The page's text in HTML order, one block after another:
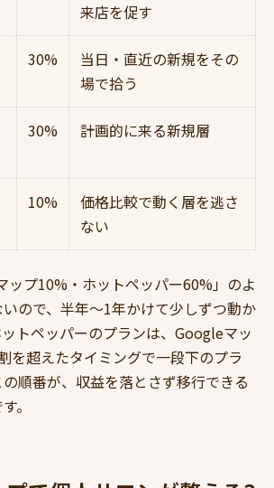
来店を促す
30%
当日・直近の新規をその
場で拾う
30% 計画的に来る新規層
10%
価格比較で動く層を逃さ
ない
ップ10%・ホットペッパー60%」のよ
ので、半年〜1年かけて少しずつ動か
トペッパーのプランは、Googleマッ
を超えたタイミングで一段下のプラ
順番が、収益を落とさず移行できる
。